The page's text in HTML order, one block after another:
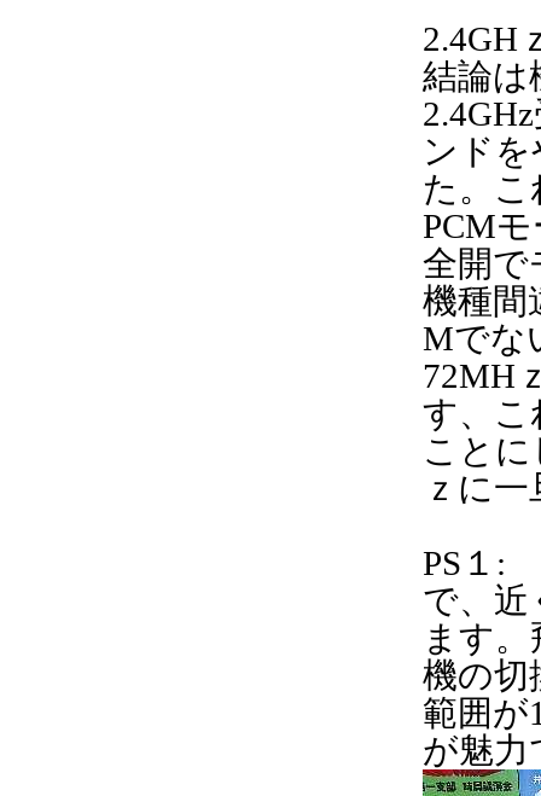
2.4GH
結論は
ンド
た。こ
PCM
全開で
機種間
Mでな
72MH
す、こ
こと
ｚに
PS１:
で、近
ます
機の切
範囲が
が魅力